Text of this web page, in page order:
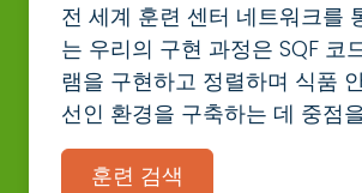
전 세계 훈련 센터 네트워크를
는 우리의 구현 과정은 SQF 코
램을 구현하고 정렬하며 식품
선인 환경을 구축하는 데 중점
훈련 검색